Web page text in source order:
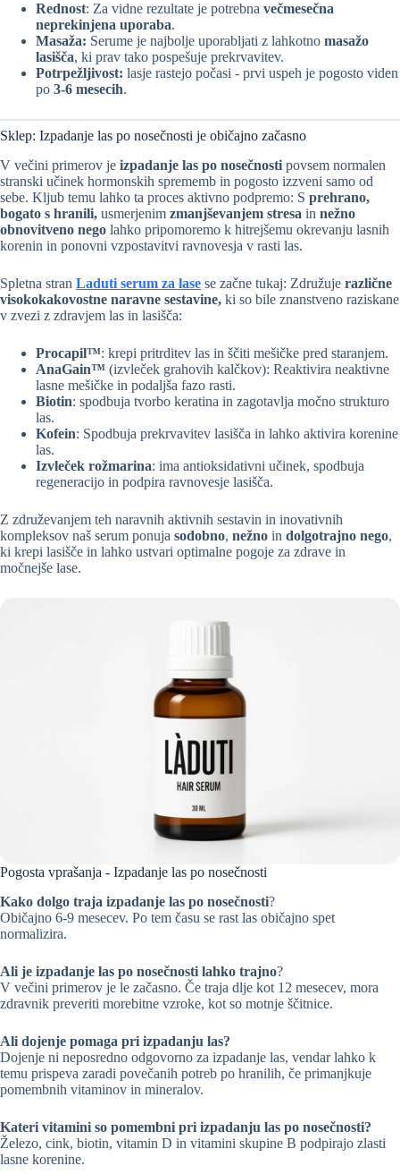
Rednost: Za vidne rezultate je potrebna večmesečna
neprekinjena uporaba.
Masaža: Serume je najbolje uporabljati z lahkotno masažo
lasišča, ki prav tako pospešuje prekrvavitev.
Potrpežljivost: lasje rastejo počasi - prvi uspeh je pogosto viden
po 3-6 mesecih.
Sklep: Izpadanje las po nosečnosti je običajno začasno
V večini primerov je izpadanje las po nosečnosti povsem normalen
stranski učinek hormonskih sprememb in pogosto izzveni samo od
sebe. Kljub temu lahko ta proces aktivno podpremo: S prehrano,
bogato s hranili, usmerjenim zmanjševanjem stresa in nežno
obnovitveno nego lahko pripomoremo k hitrejšemu okrevanju lasnih
korenin in ponovni vzpostavitvi ravnovesja v rasti las.
Spletna stran Laduti serum za lase se začne tukaj: Združuje različne
visokokakovostne naravne sestavine, ki so bile znanstveno raziskane
v zvezi z zdravjem las in lasišča:
Procapil™: krepi pritrditev las in ščiti mešičke pred staranjem.
AnaGain™ (izvleček grahovih kalčkov): Reaktivira neaktivne
lasne mešičke in podaljša fazo rasti.
Biotin: spodbuja tvorbo keratina in zagotavlja močno strukturo
las.
Kofein: Spodbuja prekrvavitev lasišča in lahko aktivira korenine
las.
Izvleček rožmarina: ima antioksidativni učinek, spodbuja
regeneracijo in podpira ravnovesje lasišča.
Z združevanjem teh naravnih aktivnih sestavin in inovativnih
kompleksov naš serum ponuja sodobno, nežno in dolgotrajno nego,
ki krepi lasišče in lahko ustvari optimalne pogoje za zdrave in
močnejše lase.
Pogosta vprašanja - Izpadanje las po nosečnosti
Kako dolgo traja izpadanje las po nosečnosti?
Običajno 6-9 mesecev. Po tem času se rast las običajno spet
normalizira.
Ali je izpadanje las po nosečnosti lahko trajno?
V večini primerov je le začasno. Če traja dlje kot 12 mesecev, mora
zdravnik preveriti morebitne vzroke, kot so motnje ščitnice.
Ali dojenje pomaga pri izpadanju las?
Dojenje ni neposredno odgovorno za izpadanje las, vendar lahko k
temu prispeva zaradi povečanih potreb po hranilih, če primanjkuje
pomembnih vitaminov in mineralov.
Kateri vitamini so pomembni pri izpadanju las po nosečnosti?
Železo, cink, biotin, vitamin D in vitamini skupine B podpirajo zlasti
lasne korenine.